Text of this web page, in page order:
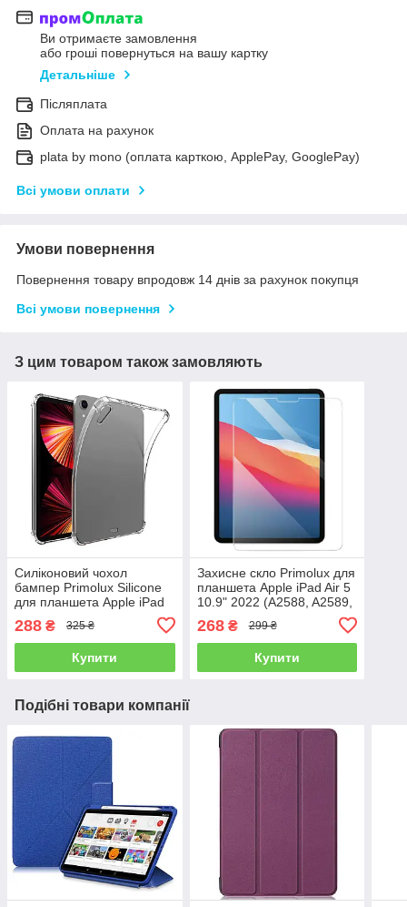
Ви отримаєте замовлення
або гроші повернуться на вашу картку
Детальніше
Післяплата
Оплата на рахунок
plata by mono (оплата карткою, ApplePay, GooglePay)
Всі умови оплати
Умови повернення
Повернення товару впродовж 14 днів за рахунок покупця
Всі умови повернення
З цим товаром також замовляють
Силіконовий чохол
бампер Primolux Silicone
для планшета Apple iPad
Air 5 10.9" 2022 (A2588 /
A2589 / A2591) - Clear
288 ₴ 325 ₴
Купити
Захисне скло Primolux для
планшета Apple iPad Air 5
10.9" 2022 (A2588, A2589,
268₴ 299 ₴
Купити
Подібні товари компанії